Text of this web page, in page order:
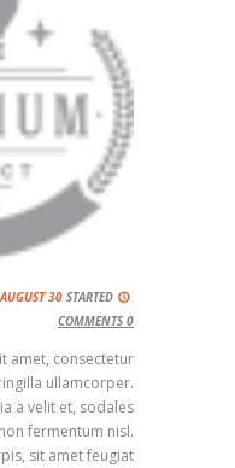
STARTED
AUGUST 30,
0
amet, consectetur
ullamcorper.
a velit et, sodales
fermentum nisl.
sit amet feugiat